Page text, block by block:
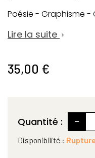
Poésie - Graphisme -
Lire la suite 
35,00 €
Quantité : -
Disponibilité :